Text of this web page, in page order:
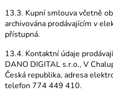
13.3. Kupní smlouva včetně
archivována prodávajícím v
přístupná.
13.4. Kontaktní údaje
DANO DIGITAL s.r.o., V
Česká republika, adresa
telefon 774 449 410.